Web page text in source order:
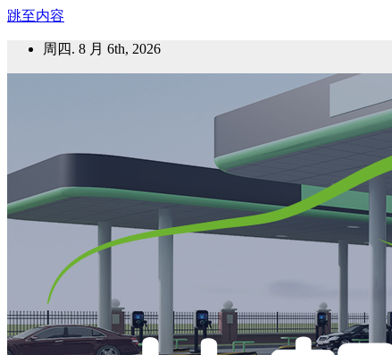
跳至内容
周四. 8 月 6th, 2026